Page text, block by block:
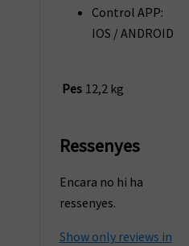
Control APP:
IOS / ANDROID
Pes 12,2 kg
Ressenyes
Encara no hi ha
ressenyes.
Show only reviews in